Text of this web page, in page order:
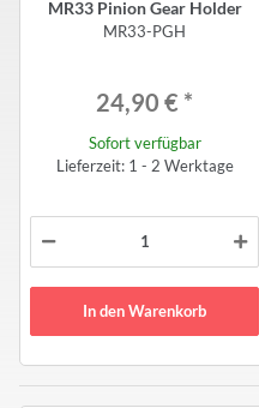
MR33 Pinion Gear Holder
MR33-PGH
24,90 € *
Sofort verfügbar
Lieferzeit: 1 - 2 Werktage
In den Warenkorb